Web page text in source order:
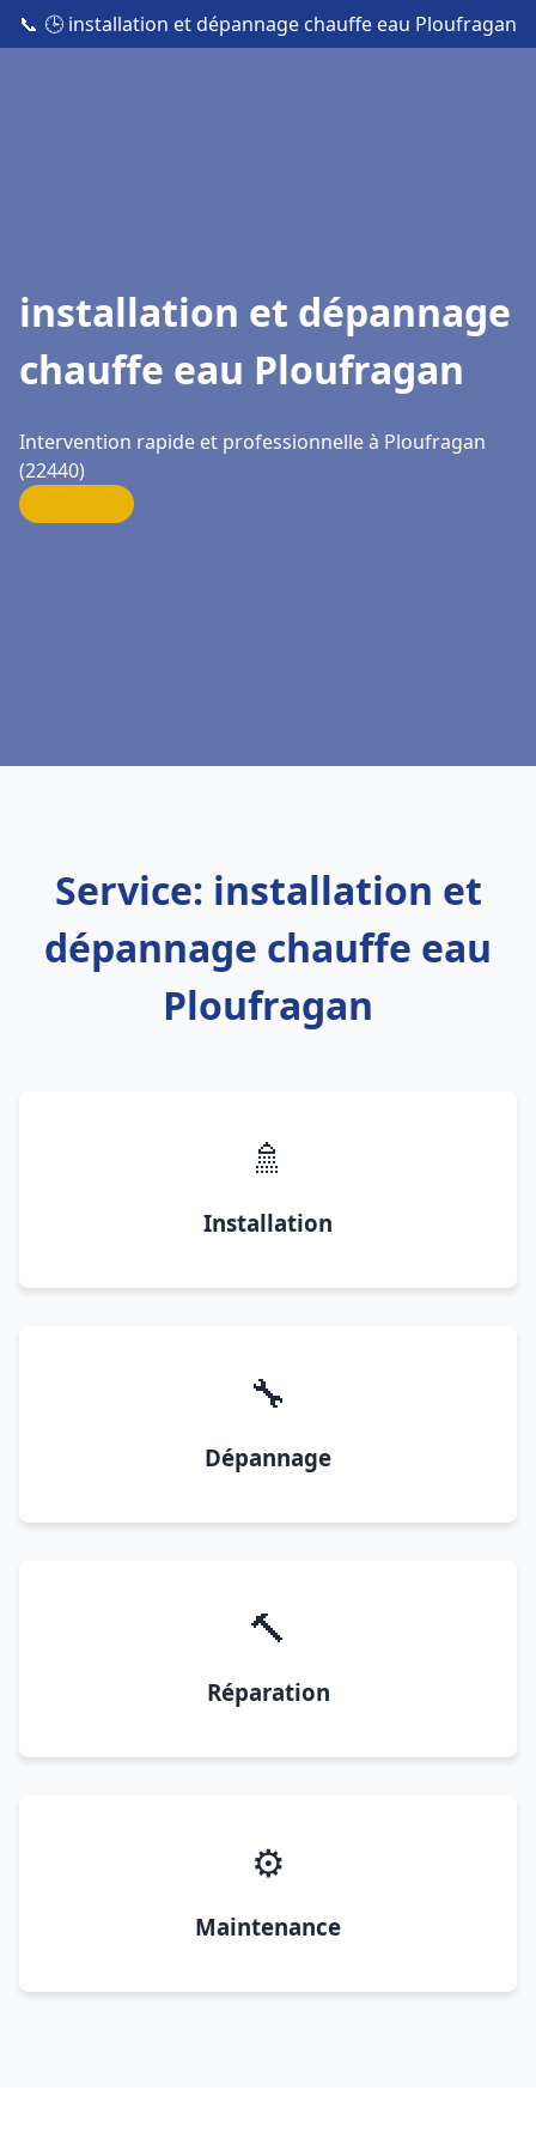
📞 🕒 installation et dépannage chauffe eau Ploufragan
installation et dépannage
chauffe eau Ploufragan
Intervention rapide et professionnelle à Ploufragan
(22440)
Service: installation et
dépannage chauffe eau
Ploufragan
🚿
Installation
🔧
Dépannage
🔨
Réparation
⚙️
Maintenance